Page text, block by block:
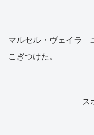
マルセル・ヴェイラ
こぎつけた。
ス